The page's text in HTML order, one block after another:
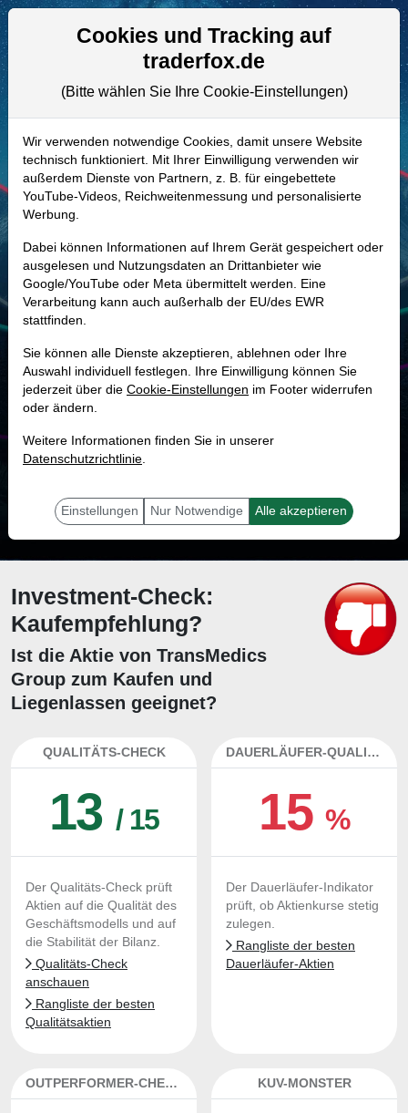
Aktien- und Artikelsuche
A2PH5P | TMDX–TransMedics
Group Aktie
Realtime-Aktienkurs:
- - -
-
Marktkapitalisierung 2,66 Mrd. USD
Unternehmenswert
Umsatz 605,49 Mio. USD
34.4 %
mit dieser Aktie erfolgreich sein.
Investment-Check:
Kaufempfehlung?
Ist die Aktie von TransMedics
Group zum Kaufen und
Liegenlassen geeignet?
QUALITÄTS-CHECK
13 / 15
Der Qualitäts-Check prüft
Aktien auf die Qualität des
Geschäftsmodells und auf
die Stabilität der Bilanz.
Qualitäts-Check
anschauen
Rangliste der besten
Qualitätsaktien
DAUERLÄUFER-QUALITÄTEN
15%
Der Dauerläufer-Indikator
prüft, ob Aktienkurse stetig
zulegen.
Rangliste der besten
Dauerläufer-Aktien
OUTPERFORMER-CHECK KUV-MONSTER
Cookies und Tracking auf
traderfox.de
(Bitte wählen Sie Ihre Cookie-Einstellungen)
Wir verwenden notwendige Cookies, damit unsere Website
technisch funktioniert. Mit Ihrer Einwilligung verwenden wir
außerdem Dienste von Partnern, z. B. für eingebettete
YouTube-Videos, Reichweitenmessung und personalisierte
Werbung.
Dabei können Informationen auf Ihrem Gerät gespeichert oder
ausgelesen und Nutzungsdaten an Drittanbieter wie
Google/YouTube oder Meta übermittelt werden. Eine
Verarbeitung kann auch außerhalb der EU/des EWR
stattfinden.
Sie können alle Dienste akzeptieren, ablehnen oder Ihre
Auswahl individuell festlegen. Ihre Einwilligung können Sie
jederzeit über die Cookie-Einstellungen im Footer widerrufen
oder ändern.
Weitere Informationen finden Sie in unserer
Datenschutzrichtlinie.
Einstellungen Nur Notwendige Alle akzeptieren